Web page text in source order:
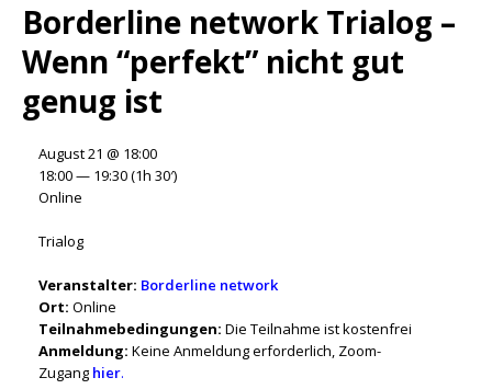
Borderline network Trialog –
Wenn “perfekt” nicht gut
genug ist
Veranstalter: Borderline network
Ort: Online
Teilnahmebedingungen: Die Teilnahme ist kostenfrei
Anmeldung: Keine Anmeldung erforderlich, Zoom-
Zugang hier.
August 21 @ 18:00
18:00 — 19:30(1h 30′)
Online
Trialog